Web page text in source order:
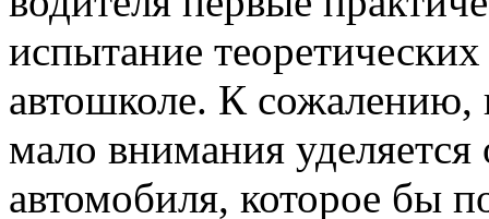
испытание
автошколе. К сожалению,
мало внимания
автомобиля, которое бы